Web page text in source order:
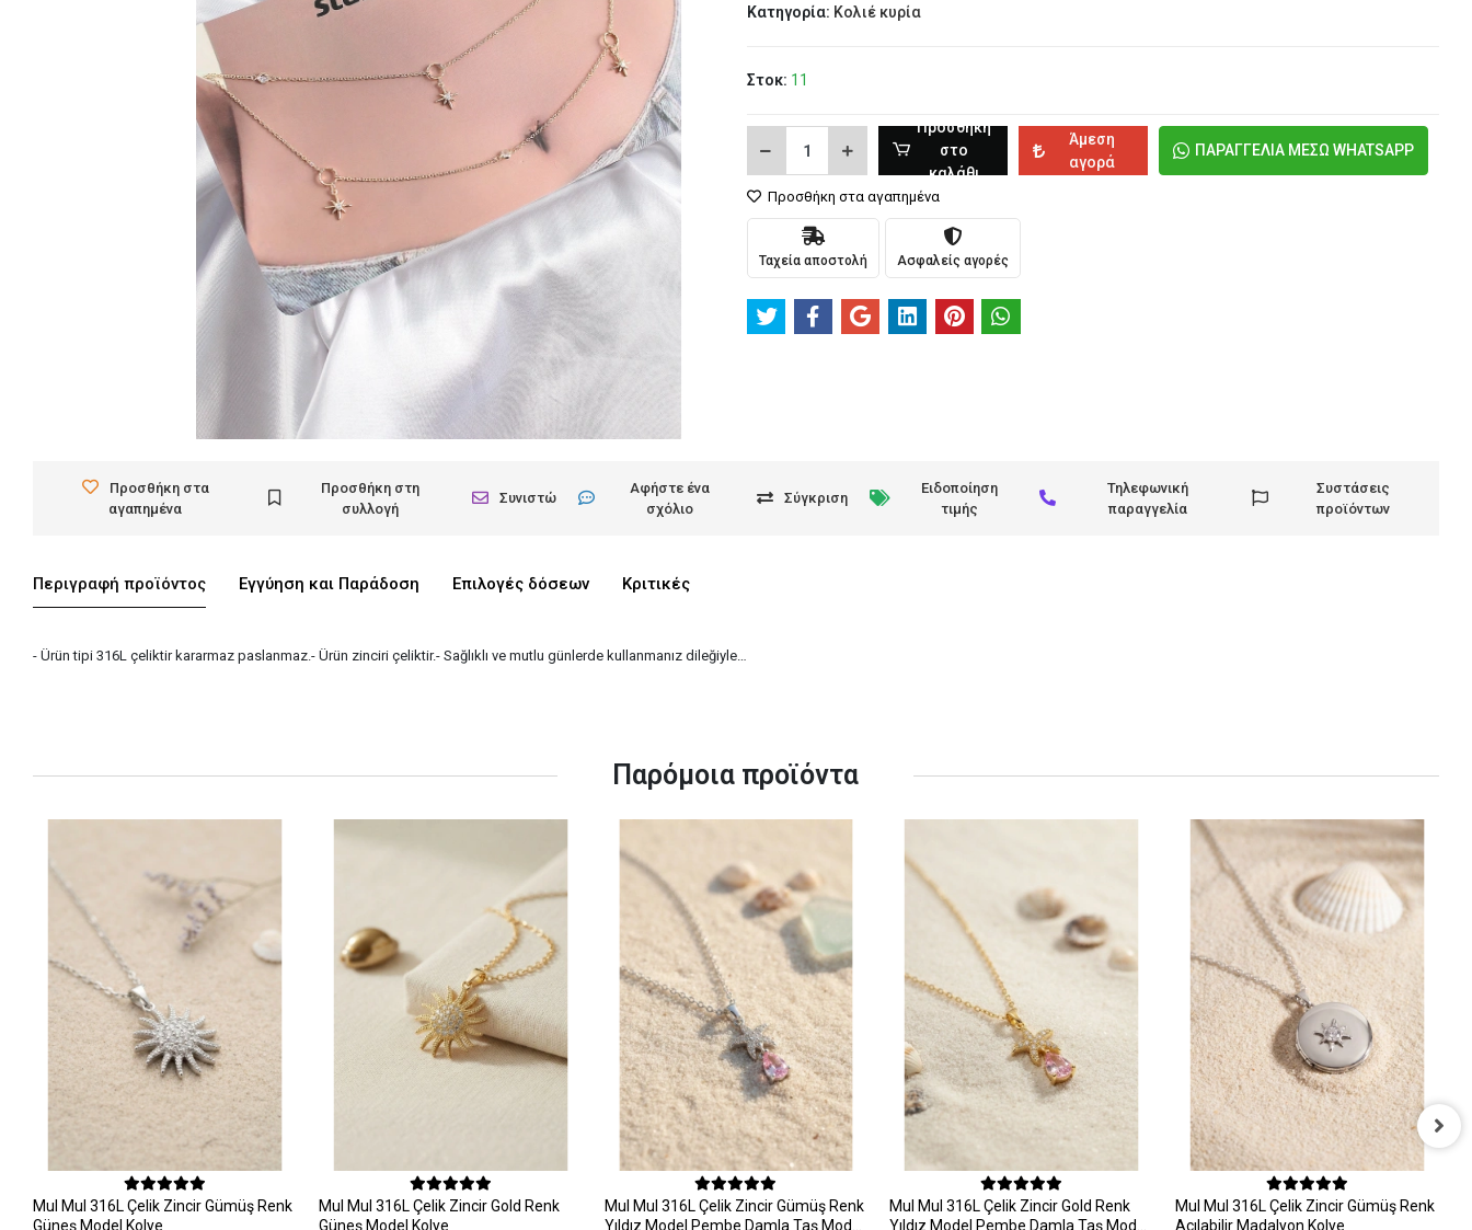
Κατηγορία: Κολιέ κυρία
Στοκ: 11
Προσθήκη
στο
καλάθι
Άμεση
αγορά
ΠΑΡΑΓΓΕΛΙΑ ΜΕΣΩ WHATSAPP
Προσθήκη στα αγαπημένα
Ταχεία αποστολή Ασφαλείς αγορές
Προσθήκη στα
αγαπημένα
Προσθήκη στη
συλλογή
Συνιστώ
Αφήστε ένα
σχόλιο
Σύγκριση
Ειδοποίηση
τιμής
Τηλεφωνική
παραγγελία
Συστάσεις
προϊόντων
Περιγραφή προϊόντος Εγγύηση και Παράδοση Επιλογές δόσεων Κριτικές
- Ürün tipi 316L çeliktir kararmaz paslanmaz.- Ürün zinciri çeliktir.- Sağlıklı ve mutlu günlerde kullanmanız dileğiyle…
Παρόμοια προϊόντα
MuI MuI 316L Çelik Zincir Gümüş Renk
Güneş Model Kolye
MuI MuI 316L Çelik Zincir Gold Renk
Güneş Model Kolye
MuI MuI 316L Çelik Zincir Gümüş Renk
Yıldız Model Pembe Damla Taş Model
MuI MuI 316L Çelik Zincir Gold Renk
Yıldız Model Pembe Damla Taş Model
MuI MuI 316L Çelik Zincir Gümüş Renk
Açılabilir Madalyon Kolye